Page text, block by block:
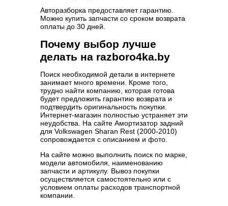
Авторазборка предоставляет гарантию.
Можно купить запчасти со сроком возврата
оплаты до 30 дней.
Почему выбор лучше
делать на razboro4ka.by
Поиск необходимой детали в интернете
занимает много времени. Кроме того,
трудно найти компанию, которая готова
будет предложить гарантию возврата и
подтвердить оригинальность покупки.
Интернет-магазин полностью устраняет эти
неудобства. На сайте Амортизатор задний
для Volkswagen Sharan Rest (2000-2010)
сопровождается с описанием и фото.
На сайте можно выполнить поиск по марке,
модели автомобиля, наименованию
запчасти и артикулу. Вывоз покупки
осуществляется самостоятельно или с
условием оплаты расходов транспортной
компании.